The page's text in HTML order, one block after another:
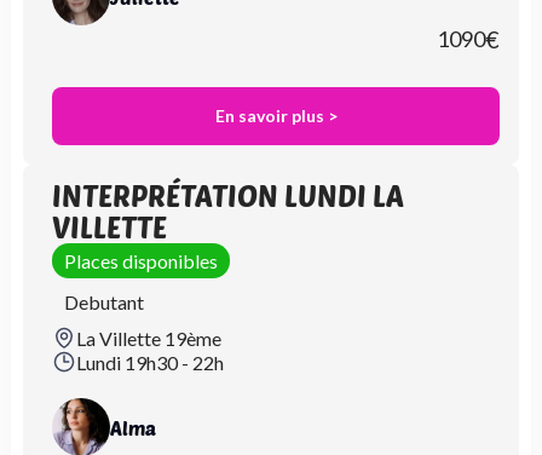
1090€
En savoir plus >
INTERPRÉTATION LUNDI LA
VILLETTE
Places disponibles
Debutant
La Villette 19ème
Lundi 19h30 - 22h
Alma